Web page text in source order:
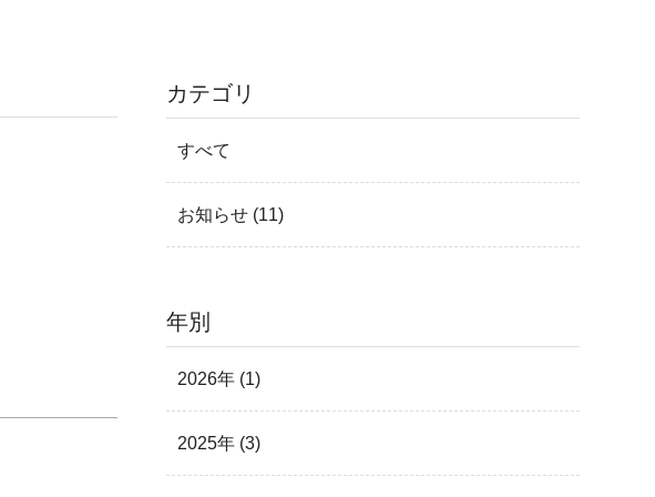
カテゴリ
すべて
お知らせ (11)
年別
2026年 (1)
2025年 (3)